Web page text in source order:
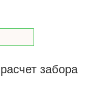
забора